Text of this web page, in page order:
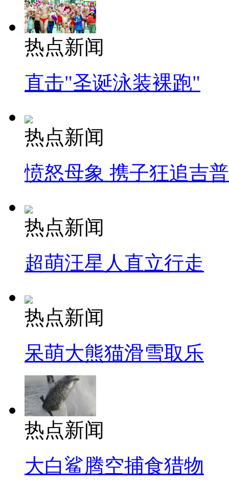
热点新闻
直击"圣诞泳装裸跑"
热点新闻
愤怒母象 携子狂追吉
热点新闻
超萌汪星人直立行走
热点新闻
呆萌大熊猫滑雪取乐
热点新闻
大白鲨腾空捕食猎物